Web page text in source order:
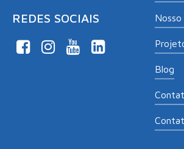
REDES SOCIAIS
Blog